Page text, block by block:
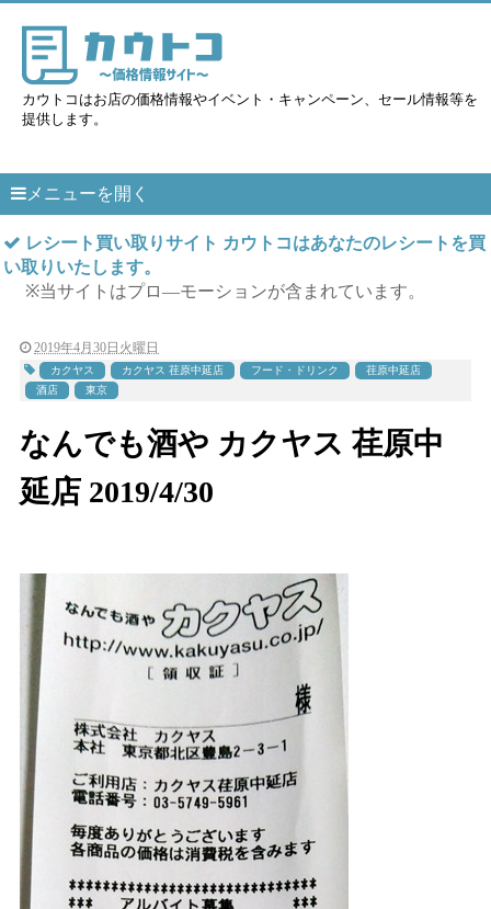
カウトコはお店の価格情報やイベント・キャンペーン、セール情報等を
提供します。
メニューを開く
レシート買い取りサイト カウトコはあなたのレシートを買
い取りいたします。
※当サイトはプロ―モーションが含まれています。
2019年4月30日火曜日
カクヤス カクヤス 荏原中延店 フード・ドリンク
荏原中延店
酒店
東京
なんでも酒や カクヤス 荏原中
延店 2019/4/30